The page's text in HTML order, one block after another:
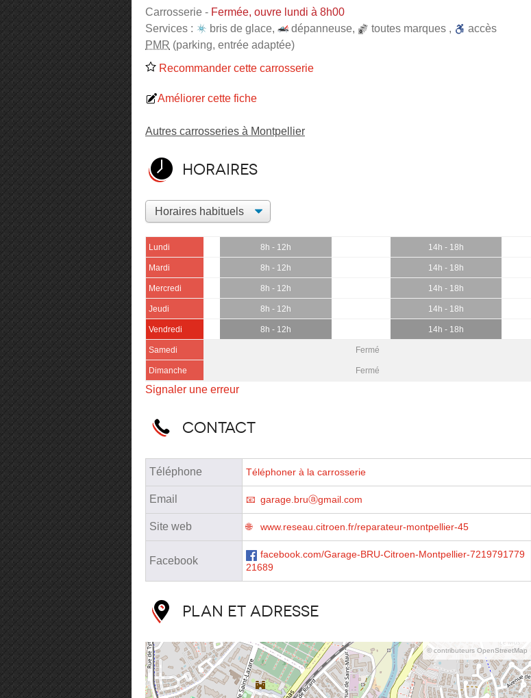
Carrosserie - Fermée, ouvre lundi à 8h00
Services :
bris de glace, dépanneuse, toutes marques ,
accès
PMR (parking, entrée adaptée)
Recommander cette carrosserie
Améliorer cette fiche
Autres carrosseries à Montpellier
Horaires
Lundi 8h - 12h 14h - 18h
Mardi 8h - 12h 14h - 18h
Mercredi 8h - 12h 14h - 18h
Jeudi 8h - 12h 14h - 18h
Vendredi 8h - 12h 14h - 18h
Samedi Fermé
Dimanche Fermé
Signaler une erreur
Contact
Téléphone Téléphoner à la carrosserie
Email garage.bruⓐgmail.com
Site web www.reseau.citroen.fr/reparateur-montpellier-45
Facebook
facebook.com/Garage-BRU-Citroen-Montpellier-7219791779
21689
Plan et adresse
© contributeurs OpenStreetMap